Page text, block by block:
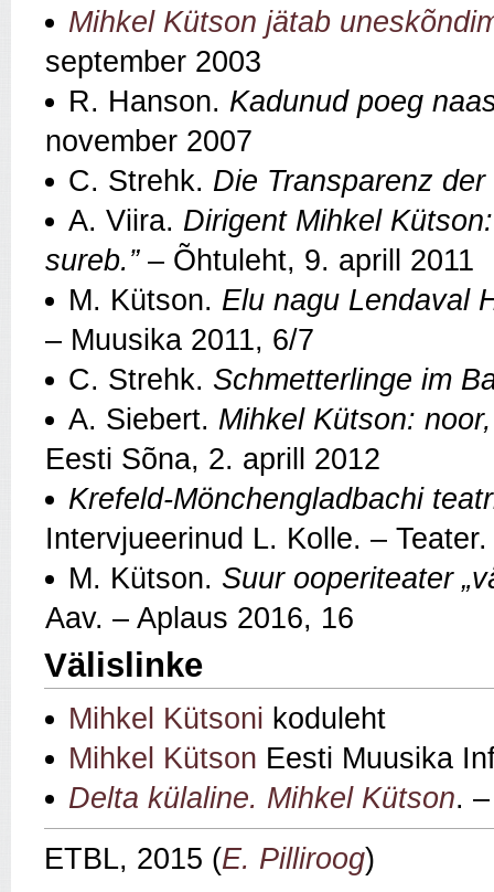
Mihkel Kütson jätab
september 2003
R. Hanson. Kadunud poeg
november 2007
C. Strehk. Die Transparenz
A. Viira. Dirigent Mihkel
sureb.” – Õhtuleht, 9. aprill 2011
M. Kütson. Elu nagu Lendaval
– Muusika 2011, 6/7
C. Strehk. Schmetterlinge im
A. Siebert. Mihkel Kütson:
Eesti Sõna, 2. aprill 2012
Krefeld-Mönchengladbachi
Intervjueerinud L. Kolle. –
M. Kütson. Suur ooperiteater
Aav. – Aplaus 2016, 16
Välislinke
Mihkel Kütsoni koduleht
Mihkel Kütson Eesti Muusika
Delta külaline. Mihkel Kütson.
ETBL, 2015 (E. Pilliroog)